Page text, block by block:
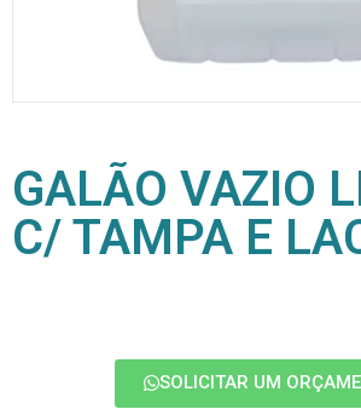
GALÃO VAZIO
C/ TAMPA E
SOLICITAR UM